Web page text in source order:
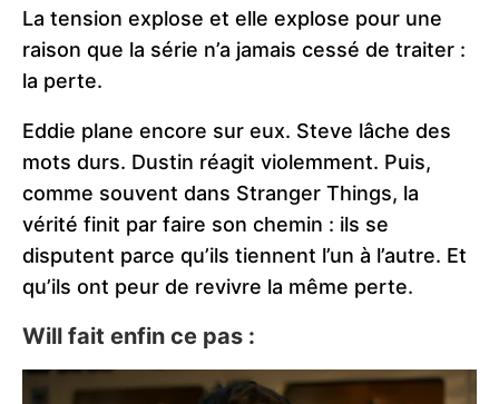
La tension explose et elle explose pour une
raison que la série n’a jamais cessé de traiter :
la perte.
Eddie plane encore sur eux. Steve lâche des
mots durs. Dustin réagit violemment. Puis,
comme souvent dans Stranger Things, la
vérité finit par faire son chemin : ils se
disputent parce qu’ils tiennent l’un à l’autre. Et
qu’ils ont peur de revivre la même perte.
Will fait enfin ce pas :